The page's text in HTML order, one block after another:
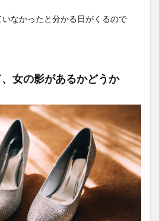
なかったと分かる日がくるので
女の影があるかどうか